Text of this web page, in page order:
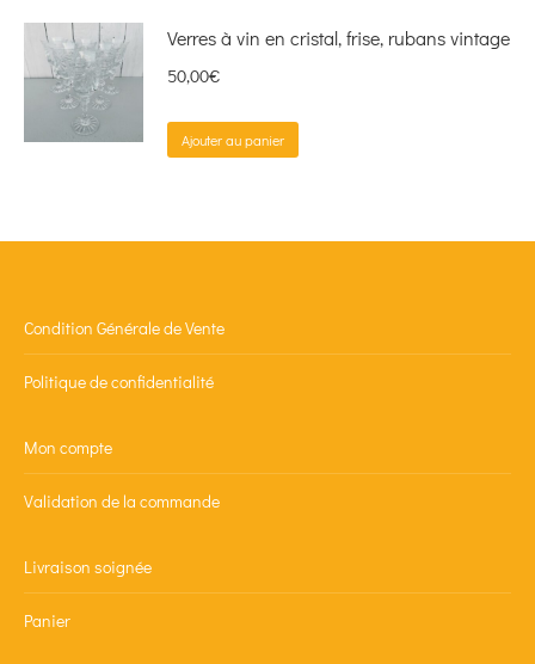
Verres à vin en cristal, frise, rubans vintage
50,00€
Ajouter au panier
Condition Générale de Vente
Politique de confidentialité
Mon compte
Validation de la commande
Livraison soignée
Panier